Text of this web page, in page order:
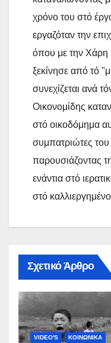
χρόνο του στό
εργαζόταν την
όπου με την Χάρη
ξεκίνησε από τό
συνεχίζεται ανά
Οικονομίδης
στό οικοδόμημα
συμπατριώτες του
παρουσιάζοντας
ενάντια στό
στό
Σχετικό Άρθρο
VIDEO'S ΚΟΙΝΩΝΙΚΑ